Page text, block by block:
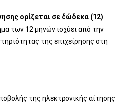
ορίζεται σε δώδεκα (12)
των 12 μηνών ισχύει από την
της επιχείρησης στη
της ηλεκτρονικής αίτησης